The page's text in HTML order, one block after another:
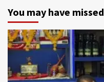
You may have missed